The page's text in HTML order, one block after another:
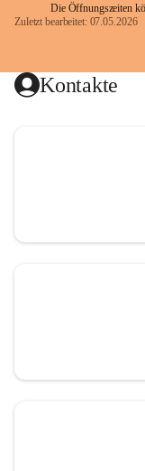
Die Öffnungszeiten
Zuletzt bearbeitet: 07.05.2026
Kontakte